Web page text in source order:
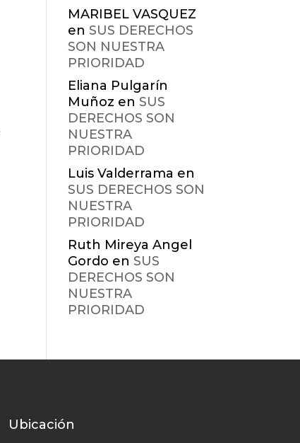
MARIBEL VASQUEZ
en SUS DERECHOS
SON NUESTRA
PRIORIDAD
Eliana Pulgarín
Muñoz en SUS
DERECHOS SON
NUESTRA
PRIORIDAD
Luis Valderrama en
SUS DERECHOS SON
NUESTRA
PRIORIDAD
Ruth Mireya Angel
Gordo en SUS
DERECHOS SON
NUESTRA
PRIORIDAD
Ubicación